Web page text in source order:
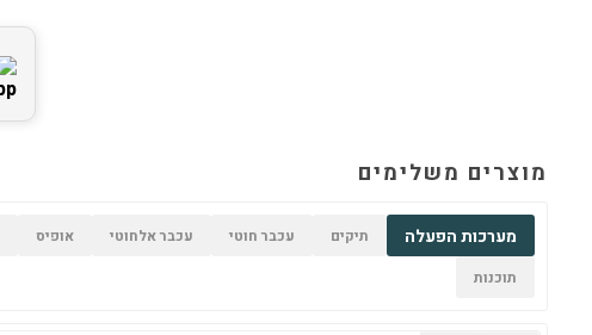
מוצרים משלימים
מערכות הפעלה תיקים עכבר חוטי עכבר אלחוטי אופיס
תוכנות